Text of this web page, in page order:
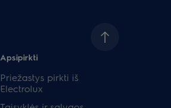
Apsipirkti
Priežastys pirkti iš
Electrolux